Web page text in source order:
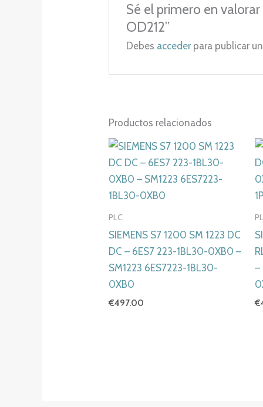
Sé el primero en valorar
OD212”
Debes accederpara publicar
Productos relacionados
PLC
SIEMENS S7 1200 SM 1223 DC
DC – 6ES7 223-1BL30-0XB0 –
SM1223 6ES7223-1BL30-
0XB0
€497.00
–
€